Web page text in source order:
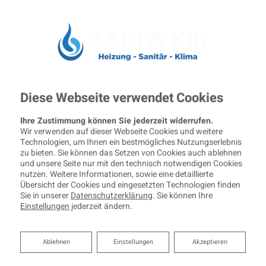
Barrierefreies Bad von
Diese Webseite verwendet Cookies
Ihre Zustimmung können Sie jederzeit widerrufen.
Wir verwenden auf dieser Webseite Cookies und weitere
Technologien, um Ihnen ein bestmögliches Nutzungserlebnis
zu bieten. Sie können das Setzen von Cookies auch ablehnen
und unsere Seite nur mit den technisch notwendigen Cookies
nutzen. Weitere Informationen, sowie eine detaillierte
Übersicht der Cookies und eingesetzten Technologien finden
Sie in unsererDatenschutzerklärung. Sie können Ihre
Einstellungen jederzeit ändern.
Akzeptieren
Einstellungen
Ablehnen
Ablehnen